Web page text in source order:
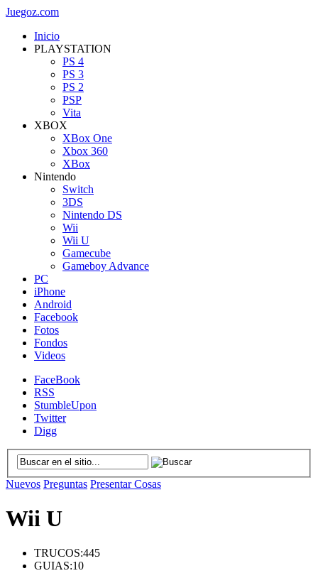
Juegoz.com
Inicio
PLAYSTATION
PS 4
PS 3
PS 2
PSP
Vita
XBOX
XBox One
Xbox 360
XBox
Nintendo
Switch
3DS
Nintendo DS
Wii
Wii U
Gamecube
Gameboy Advance
PC
iPhone
Android
Facebook
Fotos
Fondos
Videos
FaceBook
RSS
StumbleUpon
Twitter
Digg
Nuevos Preguntas Presentar Cosas
Wii U
TRUCOS:445
GUIAS:10